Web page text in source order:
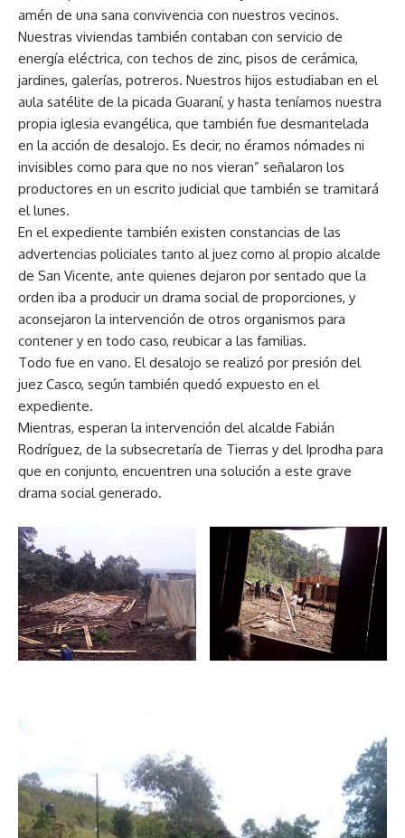
amén de una sana convivencia con nuestros vecinos.
Nuestras viviendas también contaban con servicio de
energía eléctrica, con techos de zinc, pisos de cerámica,
jardines, galerías, potreros. Nuestros hijos estudiaban en el
aula satélite de la picada Guaraní, y hasta teníamos nuestra
propia iglesia evangélica, que también fue desmantelada
en la acción de desalojo. Es decir, no éramos nómades ni
invisibles como para que no nos vieran” señalaron los
productores en un escrito judicial que también se tramitará
el lunes.
En el expediente también existen constancias de las
advertencias policiales tanto al juez como al propio alcalde
de San Vicente, ante quienes dejaron por sentado que la
orden iba a producir un drama social de proporciones, y
aconsejaron la intervención de otros organismos para
contener y en todo caso, reubicar a las familias.
Todo fue en vano. El desalojo se realizó por presión del
juez Casco, según también quedó expuesto en el
expediente.
Mientras, esperan la intervención del alcalde Fabián
Rodríguez, de la subsecretaría de Tierras y del Iprodha para
que en conjunto, encuentren una solución a este grave
drama social generado.